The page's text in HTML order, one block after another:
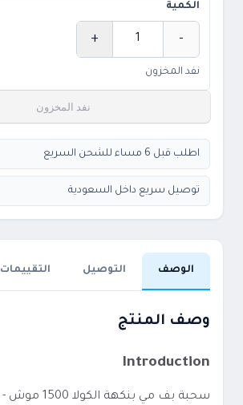
الكمية
-
+
نفد المخزون
نفد المخزون
اطلب قبل 6 مساء للشحن السريع
توصيل سريع داخل السعودية
الوصف التوصيل التقييمات
وصف المنتج
Introduction